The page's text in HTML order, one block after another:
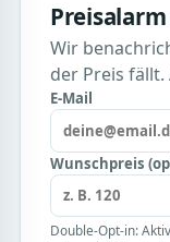
Wir
der Preis fällt.
E-Mail
Wunschpreis
Double-Opt-in: